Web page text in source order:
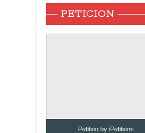
PETICION
Petition by iPetitions